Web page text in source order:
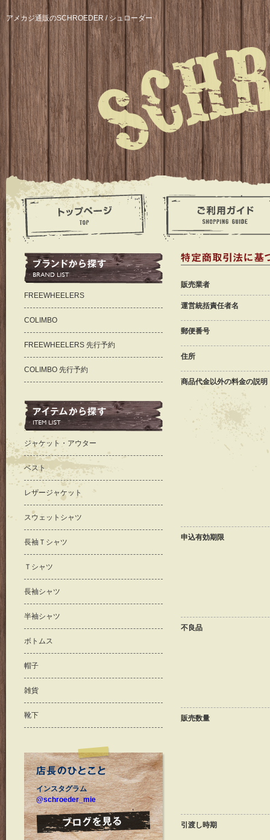
アメカジ通販のSCHROEDER / シュローダー
販売業者
運営統括責任者名
郵便番号
住所
商品代金以外の料金の説明
申込有効期限
不良品
販売数量
引渡し時期
FREEWHEELERS
COLIMBO
FREEWHEELERS 先行予約
COLIMBO 先行予約
ジャケット・アウター
ベスト
レザージャケット
スウェットシャツ
長袖Ｔシャツ
Ｔシャツ
長袖シャツ
半袖シャツ
ボトムス
帽子
雑貨
靴下
インスタグラム
@schroeder_mie